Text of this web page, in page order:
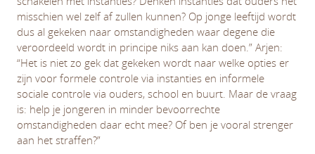
misschien wel zelf af zullen kunnen? Op jonge leeftijd wordt
dus al gekeken naar omstandigheden waar degene die
veroordeeld wordt in principe niks aan kan doen.” Arjen:
“Het is niet zo gek dat gekeken wordt naar welke opties er
zijn voor formele controle via instanties en informele
sociale controle via ouders, school en buurt. Maar de vraag
is: help je jongeren in minder bevoorrechte
omstandigheden daar echt mee? Of ben je vooral strenger
aan het straffen?”